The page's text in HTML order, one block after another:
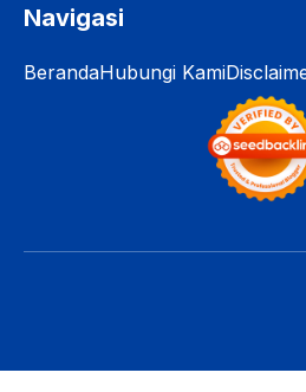
Navigasi
BerandaHubungi Kami